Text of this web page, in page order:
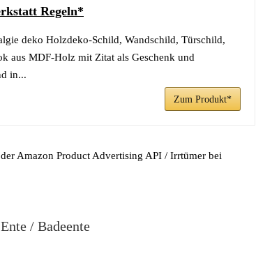
Regeln*
deko Holzdeko-Schild, Wandschild, Türschild,
aus MDF-Holz mit Zitat als Geschenk und
in...
Zum Produkt*
Amazon Product Advertising API / Irrtümer bei
/ Badeente